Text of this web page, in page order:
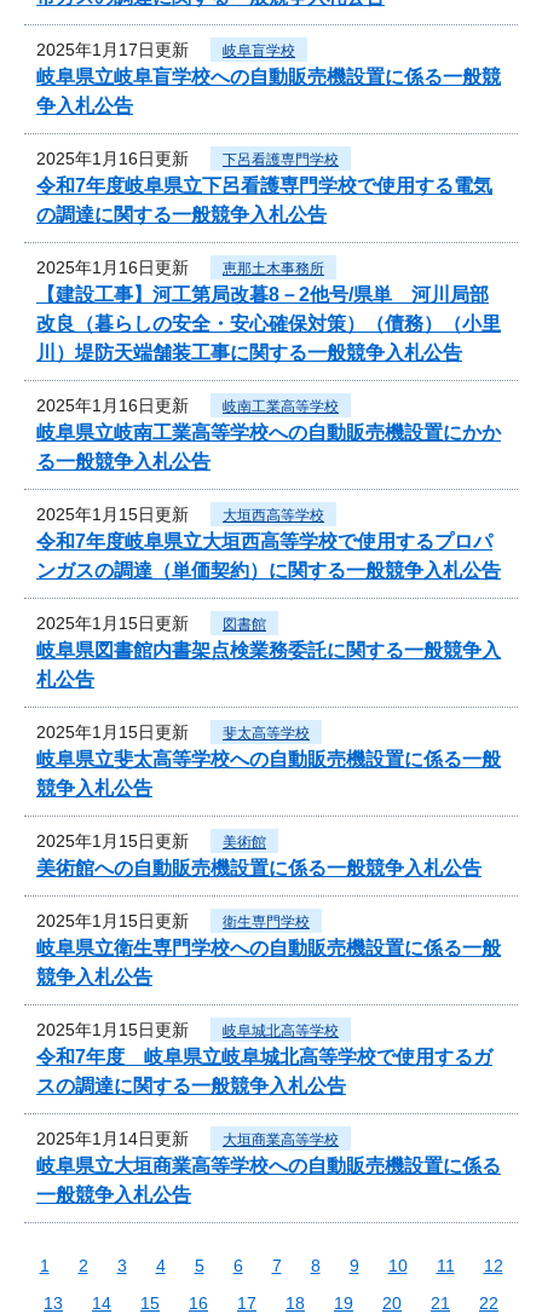
2025年1月17日更新 岐阜盲学校
岐阜県立岐阜盲学校への自動販売機設置に係る一般競
争入札公告
2025年1月16日更新 下呂看護専門学校
令和7年度岐阜県立下呂看護専門学校で使用する電気
の調達に関する一般競争入札公告
2025年1月16日更新 恵那土木事務所
【建設工事】河工第局改暮8－2他号/県単 河川局部
改良（暮らしの安全・安心確保対策）（債務）（小里
川）堤防天端舗装工事に関する一般競争入札公告
2025年1月16日更新 岐南工業高等学校
岐阜県立岐南工業高等学校への自動販売機設置にかか
る一般競争入札公告
2025年1月15日更新 大垣西高等学校
令和7年度岐阜県立大垣西高等学校で使用するプロパ
ンガスの調達（単価契約）に関する一般競争入札公告
2025年1月15日更新 図書館
岐阜県図書館内書架点検業務委託に関する一般競争入
札公告
2025年1月15日更新 斐太高等学校
岐阜県立斐太高等学校への自動販売機設置に係る一般
競争入札公告
2025年1月15日更新 美術館
美術館への自動販売機設置に係る一般競争入札公告
2025年1月15日更新 衛生専門学校
岐阜県立衛生専門学校への自動販売機設置に係る一般
競争入札公告
2025年1月15日更新 岐阜城北高等学校
令和7年度 岐阜県立岐阜城北高等学校で使用するガ
スの調達に関する一般競争入札公告
2025年1月14日更新 大垣商業高等学校
岐阜県立大垣商業高等学校への自動販売機設置に係る
一般競争入札公告
1 2 3 4 5 6 7 8 9 10 11
12
13
14 15 16 17 18 19 20 21
22